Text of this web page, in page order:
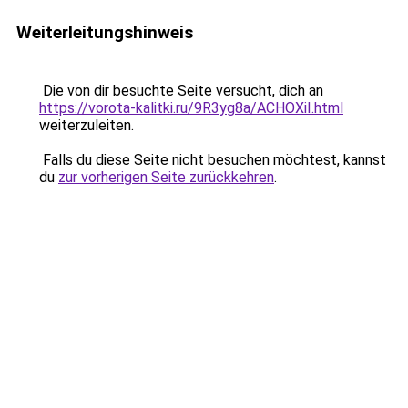
Weiterleitungshinweis
Die von dir besuchte Seite versucht, dich an
https://vorota-kalitki.ru/9R3yg8a/ACHOXiI.html
weiterzuleiten.
Falls du diese Seite nicht besuchen möchtest, kannst
du zur vorherigen Seite zurückkehren.